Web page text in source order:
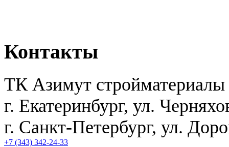
Контакты
ТК Азимут стройматериалы
г. Екатеринбург, ул.
г. Санкт-Петербург, ул.
+7 (343) 342-24-33